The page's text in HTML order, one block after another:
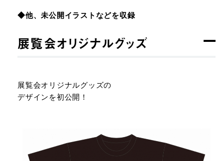
◆他、未公開イラストなどを収録
展覧会オリジナルグッズ
展覧会オリジナルグッズの
デザインを初公開！